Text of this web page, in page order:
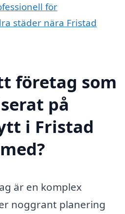
för
städer nära Fristad
företag som
på
i Fristad
är en komplex
noggrant planering